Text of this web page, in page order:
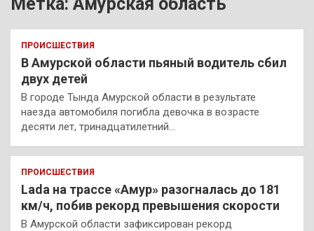
ПРОИСШЕСТВИЯ
В Амурской области пьяный водитель сбил
двух детей
В городе Тында Амурской области в результате
наезда автомобиля погибла девочка в возрасте
десяти лет, тринадцатилетний…
ПРОИСШЕСТВИЯ
Lada на трассе «Амур» разогналась до 181
км/ч, побив рекорд превышения скорости
В Амурской области зафиксирован рекорд